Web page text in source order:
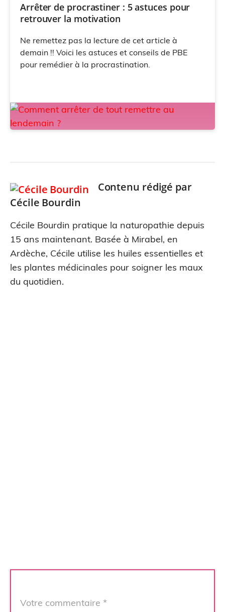
Arrêter de procrastiner : 5 astuces pour
retrouver la motivation
Ne remettez pas la lecture de cet article à
demain !! Voici les astuces et conseils de PBE
pour remédier à la procrastination.
Contenu rédigé par
Cécile Bourdin
Cécile Bourdin pratique la naturopathie depuis
15 ans maintenant. Basée à Mirabel, en
Ardèche, Cécile utilise les huiles essentielles et
les plantes médicinales pour soigner les maux
du quotidien.